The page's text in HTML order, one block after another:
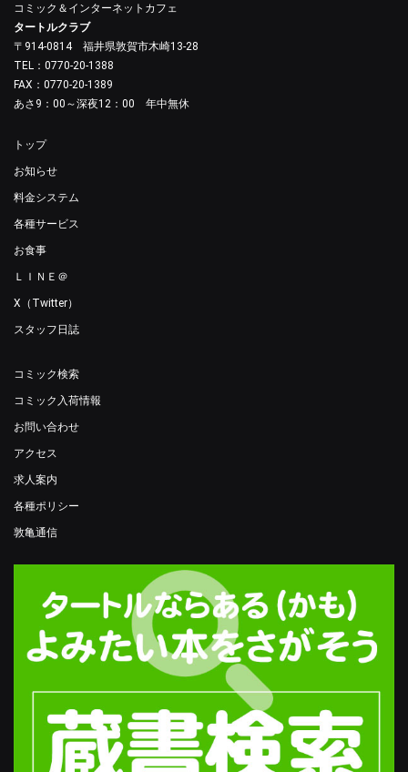
コミック＆インターネットカフェ
タートルクラブ
〒914-0814 福井県敦賀市木崎13-28
TEL：0770-20-1388
FAX：0770-20-1389
あさ9：00～深夜12：00 年中無休
トップ
お知らせ
料金システム
各種サービス
お食事
ＬＩＮＥ＠
X（Twitter）
スタッフ日誌
コミック検索
コミック入荷情報
お問い合わせ
アクセス
求人案内
各種ポリシー
敦亀通信